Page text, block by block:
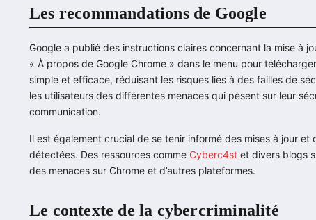
Les recommandations de Google
Google a publié des instructions claires concernant la mise à
« À propos de Google Chrome » dans le menu pour
simple et efficace, réduisant les risques liés à des failles de
les utilisateurs des différentes menaces qui pèsent sur leur
communication.
Il est également crucial de se tenir informé des mises à jour
détectées. Des ressources comme Cyberc4st et divers blogs
des menaces sur Chrome et d’autres plateformes.
Le contexte de la cybercriminalité